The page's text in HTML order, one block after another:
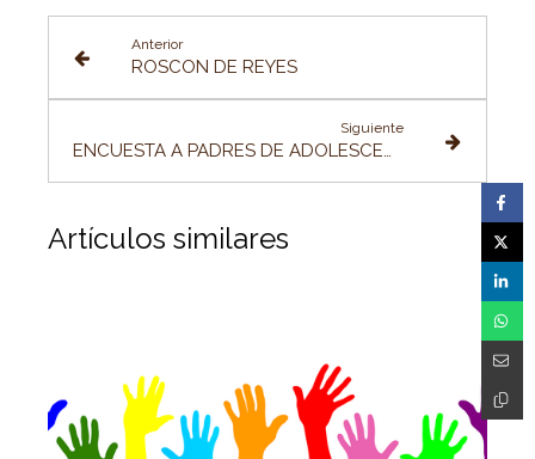
Anterior
ROSCON DE REYES
Siguiente
ENCUESTA A PADRES DE ADOLESCENTES
Artículos similares